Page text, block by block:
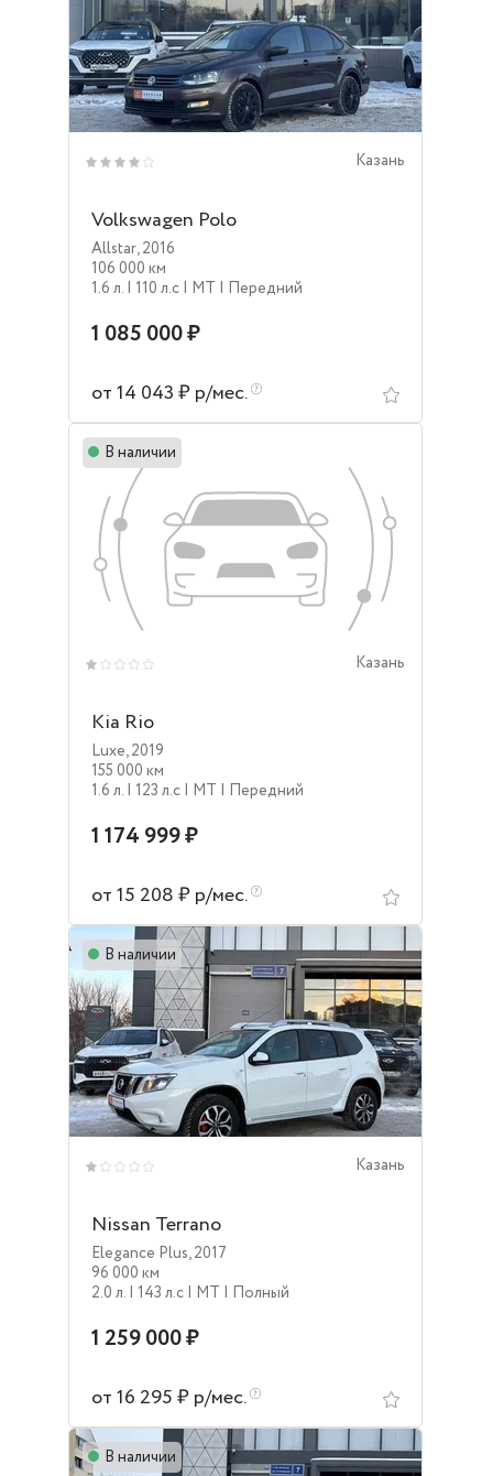
Казань
Volkswagen Polo
Allstar,2016
106 000 км
1.6 л. | 110 л.c | MT | Передний
1 085 000 ₽
от 14 043 ₽ р/мес.
В наличии
Казань
Kia Rio
Luxe,2019
155 000 км
1.6 л. | 123 л.c | MT | Передний
1 174 999 ₽
от 15 208 ₽ р/мес.
В наличии
Казань
Nissan Terrano
Elegance Plus,2017
96 000 км
2.0 л. | 143 л.c | MT | Полный
1 259 000 ₽
от 16 295 ₽ р/мес.
В наличии